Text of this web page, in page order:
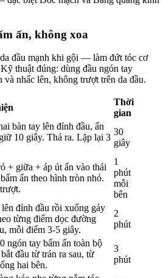
ấn, không xoa
đầu mạnh khi gội — làm đứt tóc cơ
thuật đúng: dùng đầu ngón tay
và nhấc lên, không trượt trên da đầu.
Thời
gian
bàn tay lên đỉnh đầu, ấn
10 giây. Thả ra. Lặp lại 3
30
giây
+ giữa + áp út ấn vào thái
ấn theo hình tròn nhỏ.
1
phút
mỗi
bên
đỉnh đầu rồi xuống gáy
từng điểm dọc đường
mỗi điểm 3-5 giây.
2
phút
ngón tay bấm ấn toàn bộ
đầu từ trán ra sau, từ
hai bên.
3
phút